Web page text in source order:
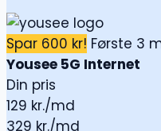
Spar 600 kr! Første 3
Yousee 5G Internet
Din pris
129 kr./md
329 kr./md